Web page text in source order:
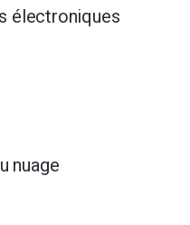
électroniques
nuage